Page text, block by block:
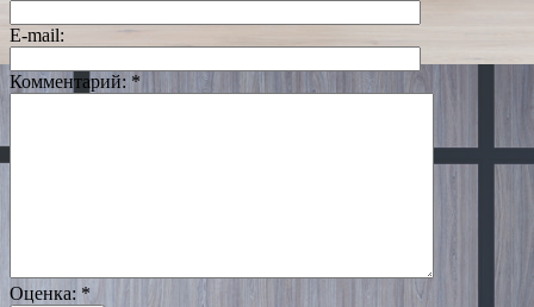
E-mail:
Комментарий: *
Оценка: *